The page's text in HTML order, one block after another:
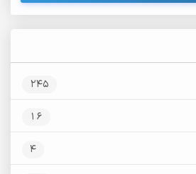
245
16
4